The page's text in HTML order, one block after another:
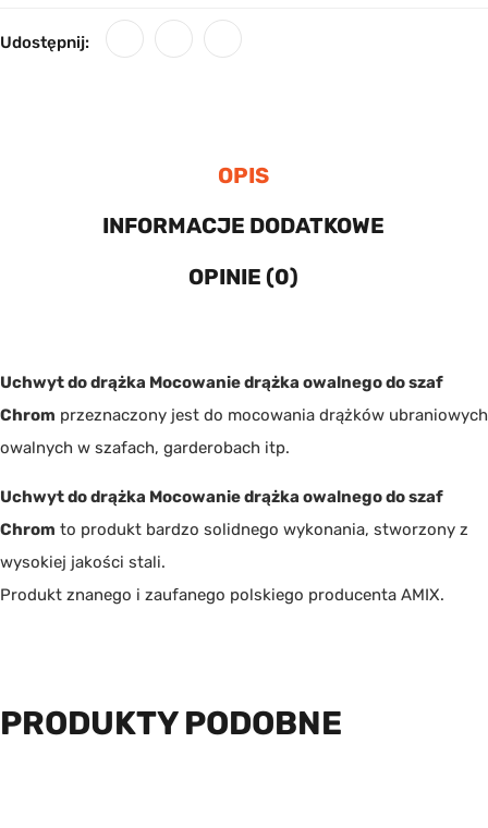
Udostępnij:
OPIS
INFORMACJE DODATKOWE
OPINIE (0)
Uchwyt do drążka Mocowanie drążka owalnego do szaf
Chrom przeznaczony jest do mocowania drążków ubraniowych
owalnych w szafach, garderobach itp.
Uchwyt do drążka Mocowanie drążka owalnego do szaf
Chrom to produkt bardzo solidnego wykonania, stworzony z
wysokiej jakości stali.
Produkt znanego i zaufanego polskiego producenta AMIX.
PRODUKTY PODOBNE